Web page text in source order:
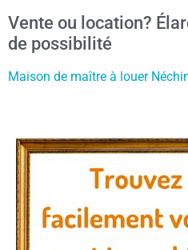
Vente ou location?
de possibilité
Maison de maître à louer